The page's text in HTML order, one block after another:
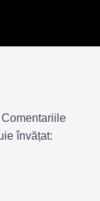
învățat: